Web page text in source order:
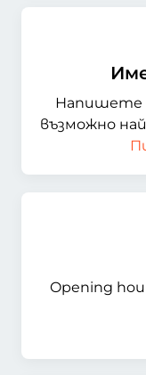
Напишете
възможно
Opening